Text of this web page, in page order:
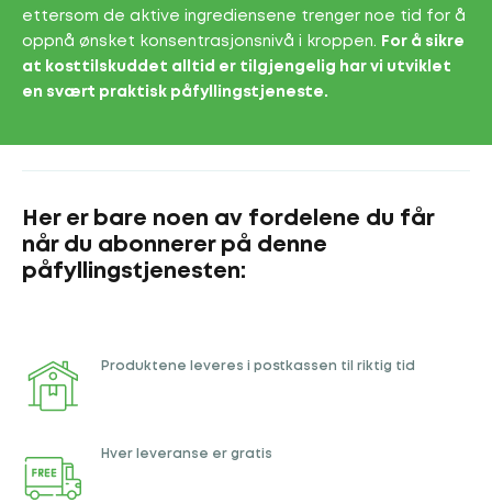
ettersom de aktive ingrediensene trenger noe tid for å
oppnå ønsket konsentrasjonsnivå i kroppen.
For å sikre
at kosttilskuddet alltid er tilgjengelig har vi utviklet
en svært praktisk påfyllingstjeneste.
Her er bare noen av fordelene du får
når du abonnerer på denne
påfyllingstjenesten:
Produktene leveres i postkassen til riktig tid
Hver leveranse er gratis